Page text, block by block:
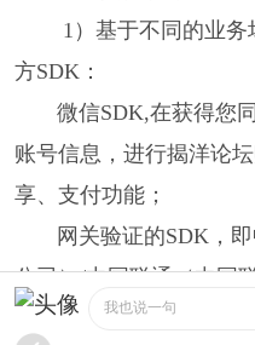
1）基于不同的业务
方SDK：
微信SDK,在获得您同
账号信息，进行揭洋论
享、支付功能；
网关验证的SDK，即
公司）/中国联通（中国
电信（世纪龙信息网络
我也说一句